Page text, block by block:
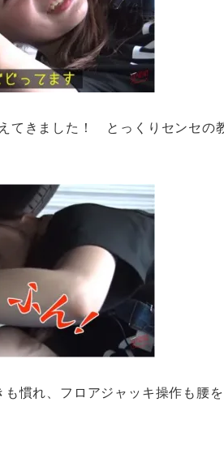
てきました！ とっくりセンセの
慣れ、フロアジャッキ操作も腰